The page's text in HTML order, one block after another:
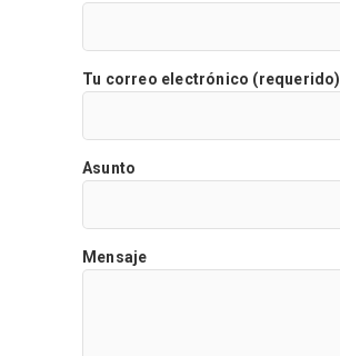
Tu correo electrónico (requerido)
Asunto
Mensaje